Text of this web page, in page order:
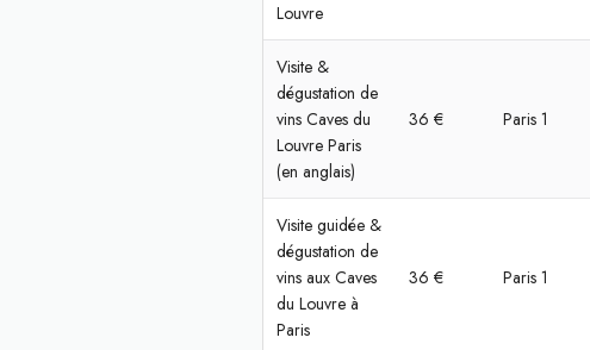
Louvre
Visite &
dégustation de
vins Caves du
Louvre Paris
(en anglais)
36 € Paris 1
Visite guidée &
dégustation de
vins aux Caves
du Louvre à
Paris
36 € Paris 1